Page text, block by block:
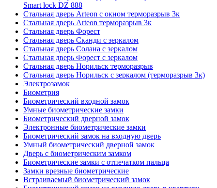
Smart lock DZ 888
Стальная дверь Arteon с окном терморазрыв 3к
Стальная дверь Arteon терморазрыв 3к
Стальная дверь Форест
Стальная дверь Сканди с зеркалом
Стальная дверь Солана с зеркалом
Стальная дверь Форест с зеркалом
Стальная дверь Норильск терморазрыв
Стальная дверь Норильск с зеркалом (терморазрыв 3к)
Электрозамок
Биометрия
Биометрический входной замок
Умные биометрические замки
Биометрический дверной замок
Электронные биометрические замки
Биометрический замок на входную дверь
Умный биометрический дверной замок
Дверь с биометрическим замком
Биометрические замки с отпечатком пальца
Замки врезные биометрические
Встраиваемый биометрический замок